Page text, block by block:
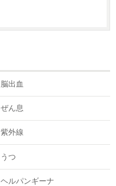
脳出血
ぜん息
紫外線
うつ
ヘルパンギーナ